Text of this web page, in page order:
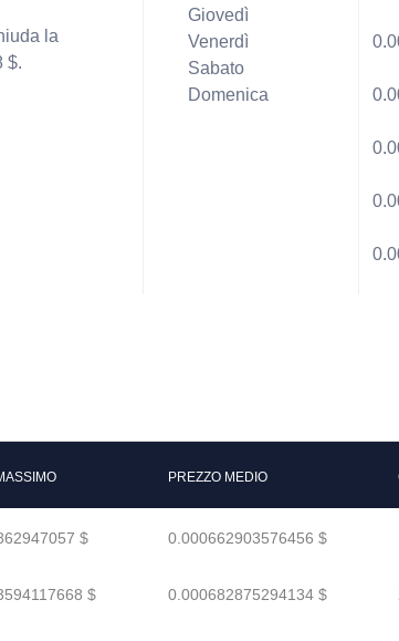
la
$.
Giovedì
Venerdì
Sabato
Domenica
PREZZO MEDIO
$ 0.000662903576456 $
$ 0.000682875294134 $